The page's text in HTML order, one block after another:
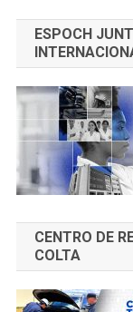
ESPOCH
CENTRO DE
COLTA